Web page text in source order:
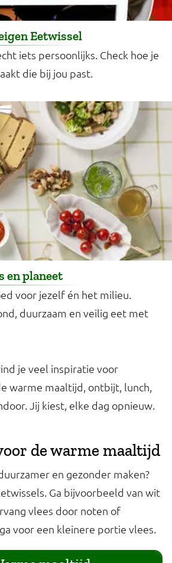
Eetwissel
iets persoonlijks. Check hoe je
die bij jou past.
en planeet
voor jezelf én het milieu.
duurzaam en veilig eet met
je veel inspiratie voor
warme maaltijd, ontbijt, lunch,
Jij kiest, elke dag opnieuw.
de warme maaltijd
en gezonder maken?
Ga bijvoorbeeld van wit
vlees door noten of
voor een kleinere portie vlees.